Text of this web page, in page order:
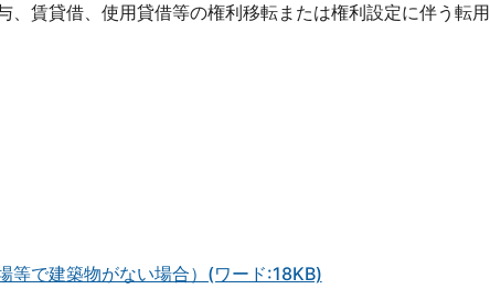
、賃貸借、使用貸借等の権利移転または権利設定に伴う転
等で建築物がない場合）(ワード:18KB)